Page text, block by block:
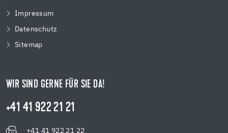
Impressum
Datenschutz
Sitemap
WIR SIND GERNE FÜR SIE DA!
+41 41 922 21 21
+41 41 922 21 22